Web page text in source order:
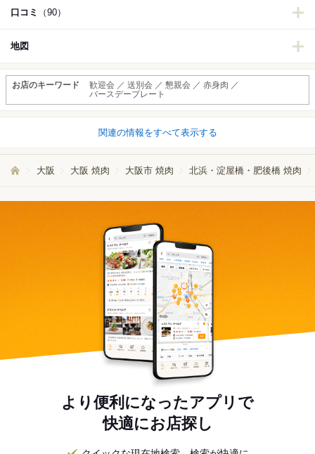
口コミ （90）
地図
お店のキーワード
歓迎会 ／ 送別会 ／ 懇親会 ／ 赤身肉 ／
バースデープレート
関連の情報をすべて表示する
大阪 大阪 焼肉 大阪市 焼肉 北浜・淀屋橋・肥後橋 焼肉
より便利になったアプリで
快適にお店探し